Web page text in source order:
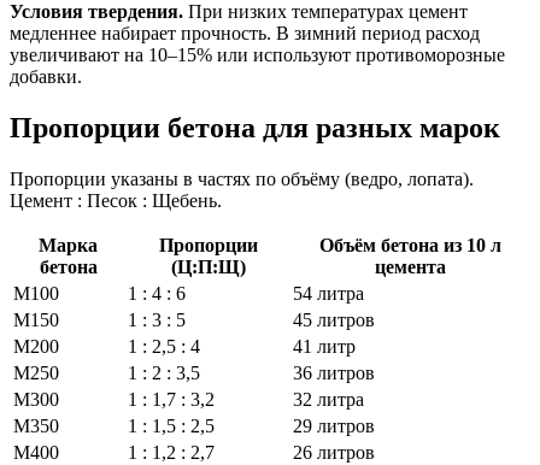
Условия твердения. При низких температурах цемент
медленнее набирает прочность. В зимний период расход
увеличивают на 10–15% или используют противоморозные
добавки.
Пропорции бетона для разных марок
Пропорции указаны в частях по объёму (ведро, лопата).
Цемент : Песок : Щебень.
Марка
бетона
Пропорции
(Ц:П:Щ)
Объём бетона из 10 л
цемента
М100
1 : 4 : 6
54 литра
М150
1 : 3 : 5
45 литров
М200
1 : 2,5 : 4
41 литр
М250
1 : 2 : 3,5
36 литров
М300
1 : 1,7 : 3,2
32 литра
М350
1 : 1,5 : 2,5
29 литров
М400
1 : 1,2 : 2,7 26 литров